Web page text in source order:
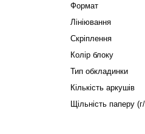
Формат
Лініювання
Скріплення
Колір блоку
Тип обкладинки
Кількість аркушів
Щільність паперу